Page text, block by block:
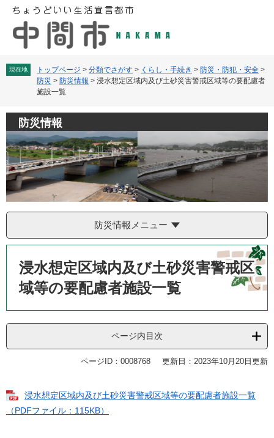
文
へ
現在地 トップページ > 分類でさがす > くらし・手続き > 防災・防犯・安全 >
防災 > 防災情報 > 浸水想定区域内及び土砂災害警戒区域等の要配慮者
施設一覧
防災情報
防災情報メニュー
浸水想定区域内及び土砂災害警戒区
域等の要配慮者施設一覧
ページ内目次
ページID：0008768 更新日：2023年10月20日更新
浸水想定区域内及び土砂災害警戒区域等の要配慮者施設一覧
（PDFファイル：115KB）